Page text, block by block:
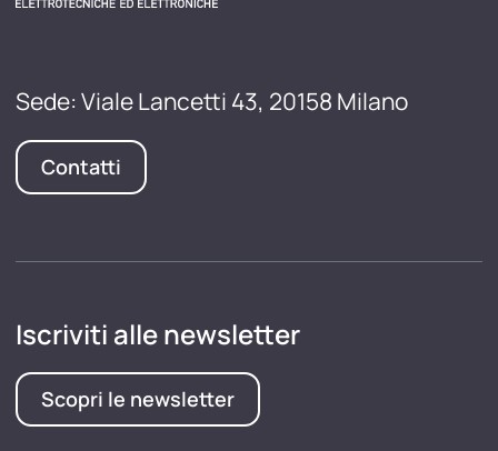
Sede: Viale Lancetti 43, 20158 Milano
Contatti
Iscriviti alle newsletter
Scopri le newsletter